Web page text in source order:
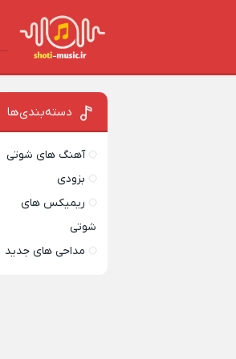
دسته‌بندی‌ها
آهنگ های شوتی
بزودی
ریمیکس های
شوتی
مداحی های جدید